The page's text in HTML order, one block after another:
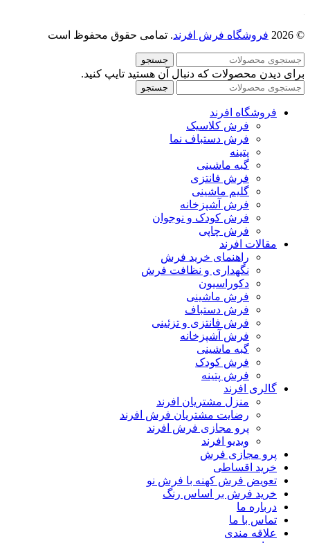
© 2026 فروشگاه فرش افرند. تمامی حقوق محفوظ است
جستجو
برای دیدن محصولات که دنبال آن هستید تایپ کنید.
جستجو
فروشگاه افرند
فرش کلاسیک
فرش دستباف نما
پتینه
گبه ماشینی
فرش فانتزی
گلیم ماشینی
فرش آشپزخانه
فرش کودک و نوجوان
فرش چاپی
مقالات افرند
راهنمای خرید فرش
نگهداری و نظافت فرش
دکوراسیون
فرش ماشینی
فرش دستباف
فرش فانتزی و تزئینی
فرش آشپزخانه
گبه ماشینی
فرش کودک
فرش پتینه
گالری افرند
منزل مشتریان افرند
رضایت مشتریان فرش افرند
پرو مجازی فرش افرند
ویدیو افرند
پرو مجازی فرش
خرید اقساطی
تعویض فرش کهنه با فرش نو
خرید فرش بر اساس رنگ
درباره ما
تماس با ما
علاقه مندی